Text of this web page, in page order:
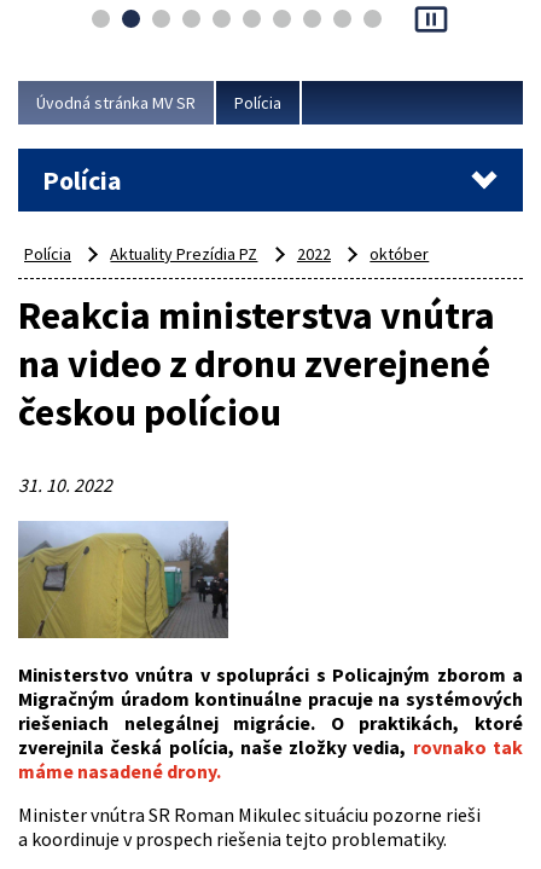
Rastislav Polakovič a riaditeľ odboru výcviku...
pause_presentation
Úvodná stránka MV SR Polícia
Polícia
Polícia Aktuality Prezídia PZ 2022 október
Reakcia ministerstva vnútra
na video z dronu zverejnené
českou políciou
31. 10. 2022
Ministerstvo vnútra v spolupráci s Policajným zborom a
Migračným úradom kontinuálne pracuje na systémových
riešeniach nelegálnej migrácie. O praktikách, ktoré
zverejnila česká polícia, naše zložky vedia, rovnako tak
máme nasadené drony.
Minister vnútra SR Roman Mikulec situáciu pozorne rieši
a koordinuje v prospech riešenia tejto problematiky.